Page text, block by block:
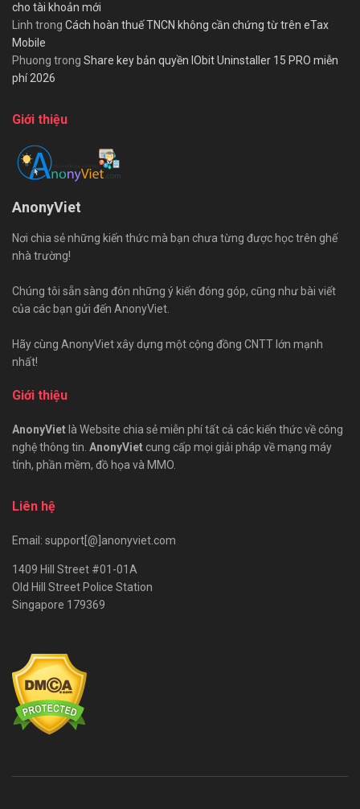
cho tài khoản mới
Linh trong Cách hoàn thuế TNCN không cần chứng từ trên eTax
Mobile
Phuong trong Share key bản quyền IObit Uninstaller 15 PRO miễn
phí 2026
Giới thiệu
AnonyViet
Nơi chia sẻ những kiến thức mà bạn chưa từng được học trên ghế
nhà trường!
Chúng tôi sẵn sàng đón những ý kiến đóng góp, cũng như bài viết
của các bạn gửi đến AnonyViet.
Hãy cùng AnonyViet xây dựng một cộng đồng CNTT lớn mạnh
nhất!
Giới thiệu
AnonyViet là Website chia sẻ miễn phí tất cả các kiến thức về công
nghệ thông tin. AnonyViet cung cấp mọi giải pháp về mạng máy
tính, phần mềm, đồ họa và MMO.
Liên hệ
Email: support[@]anonyviet.com
1409 Hill Street #01-01A
Old Hill Street Police Station
Singapore 179369